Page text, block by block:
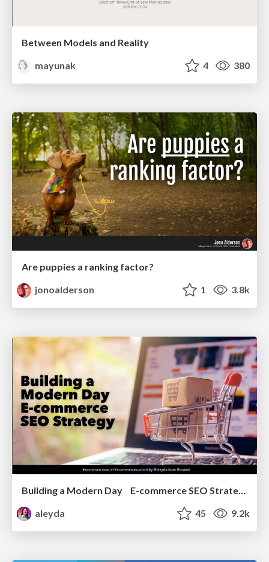
Between Models and Reality
mayunak
4 380
Are puppies a ranking factor?
jonoalderson
1 3.8k
Building a Modern Day E-commerce SEO Strategy
aleyda
45 9.2k